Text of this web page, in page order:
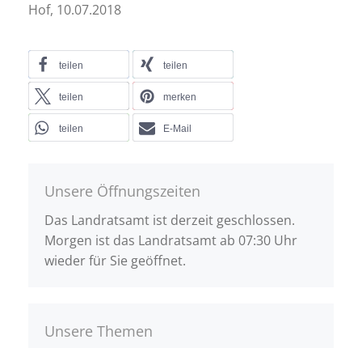
Hof, 10.07.2018
teilen teilen
teilen merken
teilen E-Mail
Unsere Öffnungszeiten
Das Landratsamt ist derzeit geschlossen.
Morgen ist das Landratsamt ab 07:30 Uhr
wieder für Sie geöffnet.
Unsere Themen